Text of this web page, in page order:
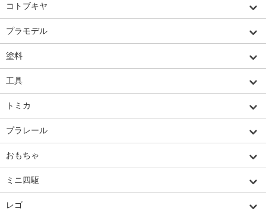
コトブキヤ
プラモデル
塗料
工具
トミカ
プラレール
おもちゃ
ミニ四駆
レゴ